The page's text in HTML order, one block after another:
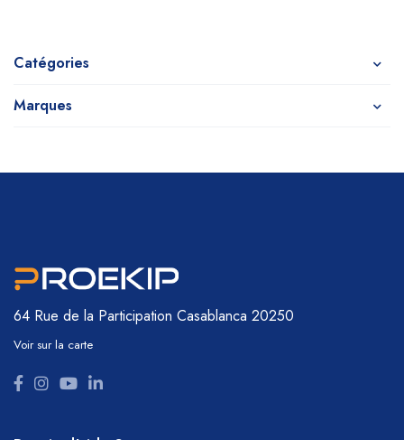
Catégories
Marques
64 Rue de la Participation Casablanca 20250
Voir sur la carte